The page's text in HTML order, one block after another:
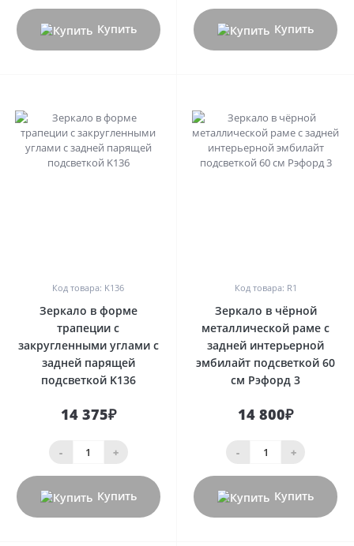
Купить Купить
Код товара: K136
Зеркало в форме
трапеции с
закругленными углами с
задней парящей
подcветкой K136
14 375₽
- +
Купить
Код товара: R1
Зеркало в чёрной
металлической раме с
задней интерьерной
эмбилайт подсветкой 60
см Рэфорд 3
14 800₽
- +
Купить